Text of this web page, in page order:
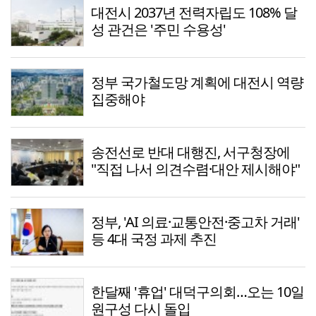
대전시 2037년 전력자립도 108% 달
성 관건은 '주민 수용성'
정부 국가철도망 계획에 대전시 역량
집중해야
송전선로 반대 대행진, 서구청장에
"직접 나서 의견수렴·대안 제시해야"
정부, 'AI 의료·교통안전·중고차 거래'
등 4대 국정 과제 추진
한달째 '휴업' 대덕구의회…오는 10일
원구성 다시 돌입